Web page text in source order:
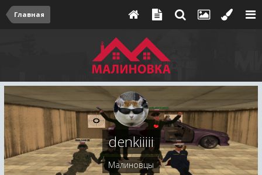
Главная
denkiiiii
Малиновцы